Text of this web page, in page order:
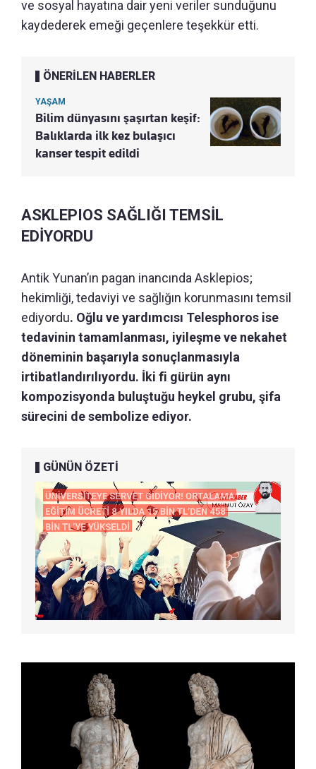
ve sosyal hayatına dair yeni veriler sunduğunu
kaydederek emeği geçenlere teşekkür etti.
ÖNERİLEN HABERLER
YAŞAM
Bilim dünyasını şaşırtan keşif:
Balıklarda ilk kez bulaşıcı
kanser tespit edildi
ASKLEPIOS SAĞLIĞI TEMSİL
EDİYORDU
Antik Yunan’ın pagan inancında Asklepios;
hekimliği, tedaviyi ve sağlığın korunmasını temsil
ediyordu. Oğlu ve yardımcısı Telesphoros ise
tedavinin tamamlanması, iyileşme ve nekahet
döneminin başarıyla sonuçlanmasıyla
irtibatlandırılıyordu. İki fi gürün aynı
kompozisyonda buluştuğu heykel grubu, şifa
sürecini de sembolize ediyor.
GÜNÜN ÖZETİ